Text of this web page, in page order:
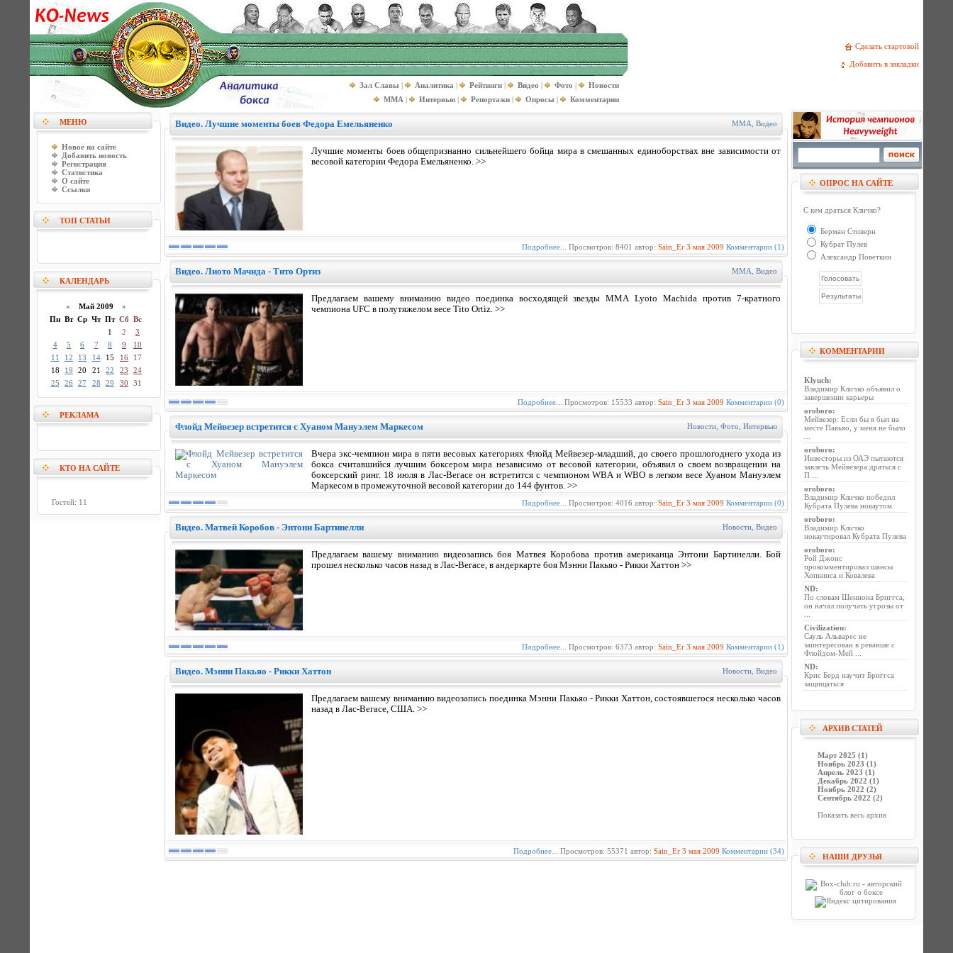
Сделать стартовой
Добавить в закладки
Зал Славы | Аналитика | Рейтинги | Видео | Фото |
Новости
MMA | Интервью | Репортажи | Опросы | Комментарии
МЕНЮ
Новое на сайте
Добавить новость
Регистрация
Статистика
О сайте
Ссылки
ТОП СТАТЬИ
КАЛЕНДАРЬ
« Май 2009 »
Пн Вт Ср Чт Пт Сб Вс
1
2
3
4
5 6 7 8 9
10
11
12 13 14 15 16
17
18
19 20 21 22 23
24
25
26 27 28 29 30 31
РЕКЛАМА
КТО НА САЙТЕ
Гостей: 11
Видео. Лучшие моменты боев Федора Емельяненко MMA Видео
Лучшие моменты боев общепризнанно cильнейшего бойца мира в смешанных единоборствах вне зависимости от
весовой категории Федора Емельяненко. >>
Подробнее... Просмотров: 8401 автор: Sain_Er 3 мая 2009 Комментарии (1)
Видео. Лиото Мачида - Тито Ортиз MMA Видео
Предлагаем вашему вниманию видео поединка восходящей звезды ММА Lyoto Machida против 7-кратного
чемпиона UFC в полутяжелом весе Tito Ortiz. >>
Подробнее... Просмотров: 15533 автор: Sain_Er 3 мая 2009 Комментарии (0)
Флойд Мейвезер встретится с Хуаном Мануэлем Маркесом Новости Фото Интервью
Вчера экс-чемпион мира в пяти весовых категориях Флойд Мейвезер-младший, до своего прошлогоднего ухода из
бокса считавшийся лучшим боксером мира независимо от весовой категории, объявил о своем возвращении на
боксерский ринг. 18 июля в Лас-Вегасе он встретится с чемпионом WBA и WBO в легком весе Хуаном Мануэлем
Маркесом в промежуточной весовой категории до 144 фунтов. >>
Подробнее... Просмотров: 4016 автор: Sain_Er 3 мая 2009 Комментарии (0)
Видео. Матвей Коробов - Энтони Бартинелли Новости Видео
Предлагаем вашему вниманию видеозапись боя Матвея Коробова против американца Энтони Бартинелли. Бой
прошел несколько часов назад в Лас-Вегасе, в андеркарте боя Мэнни Пакьяо - Рикки Хаттон >>
Подробнее... Просмотров: 6373 автор: Sain_Er 3 мая 2009 Комментарии (1)
Видео. Мэнни Пакьяо - Рикки Хаттон Новости Видео
Предлагаем вашему вниманию видеозапись поединка Мэнни Пакьяо - Рикки Хаттон, состоявшегося несколько часов
назад в Лас-Вегасе, США. >>
Подробнее... Просмотров: 55371 автор: Sain_Er 3 мая 2009 Комментарии (34)
ОПРОС НА САЙТЕ
С кем драться Кличко?
Берман Стиверн
Кубрат Пулев
Александр Поветкин
КОММЕНТАРИИ
Klyuch:
Владимир Кличко объявил о
завершении карьеры
oroboro:
Мейвезер: Если бы я был на
месте Пакьяо, у меня не было
oroboro:
Инвесторы из ОАЭ пытаются
завлечь Мейвезера драться с
П ...
oroboro:
Владимир Кличко победил
Кубрата Пулева нокаутом
oroboro:
Владимир Кличко
нокаутировал Кубрата Пулева
oroboro:
Рой Джонс
прокомментировал шансы
Хопкинса и Ковалева
ND:
По словам Шеннона Бриггса,
он начал получать угрозы от
Civilization:
Сауль Альварес не
заинтересован в реванше с
Флойдом-Мей ...
ND:
Крис Берд научит Бриггса
защищаться
АРХИВ СТАТЕЙ
Март 2025 (1)
Ноябрь 2023 (1)
Апрель 2023 (1)
Декабрь 2022 (1)
Ноябрь 2022 (2)
Сентябрь 2022 (2)
Показать весь архив
НАШИ ДРУЗЬЯ